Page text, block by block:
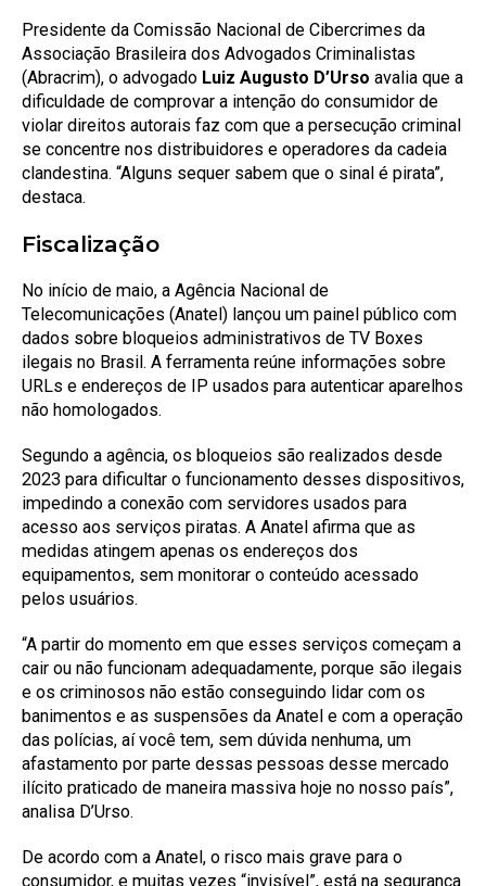
Presidente da Comissão Nacional de Cibercrimes da
Associação Brasileira dos Advogados Criminalistas
(Abracrim), o advogado Luiz Augusto D’Urso avalia que a
dificuldade de comprovar a intenção do consumidor de
violar direitos autorais faz com que a persecução criminal
se concentre nos distribuidores e operadores da cadeia
clandestina. “Alguns sequer sabem que o sinal é pirata”,
destaca.
Fiscalização
No início de maio, a Agência Nacional de
Telecomunicações (Anatel) lançou um painel público com
dados sobre bloqueios administrativos de TV Boxes
ilegais no Brasil. A ferramenta reúne informações sobre
URLs e endereços de IP usados para autenticar aparelhos
não homologados.
Segundo a agência, os bloqueios são realizados desde
2023 para dificultar o funcionamento desses dispositivos,
impedindo a conexão com servidores usados para
acesso aos serviços piratas. A Anatel afirma que as
medidas atingem apenas os endereços dos
equipamentos, sem monitorar o conteúdo acessado
pelos usuários.
“A partir do momento em que esses serviços começam a
cair ou não funcionam adequadamente, porque são ilegais
e os criminosos não estão conseguindo lidar com os
banimentos e as suspensões da Anatel e com a operação
das polícias, aí você tem, sem dúvida nenhuma, um
afastamento por parte dessas pessoas desse mercado
ilícito praticado de maneira massiva hoje no nosso país”,
analisa D’Urso.
De acordo com a Anatel, o risco mais grave para o
consumidor, e muitas vezes “invisível”, está na segurança